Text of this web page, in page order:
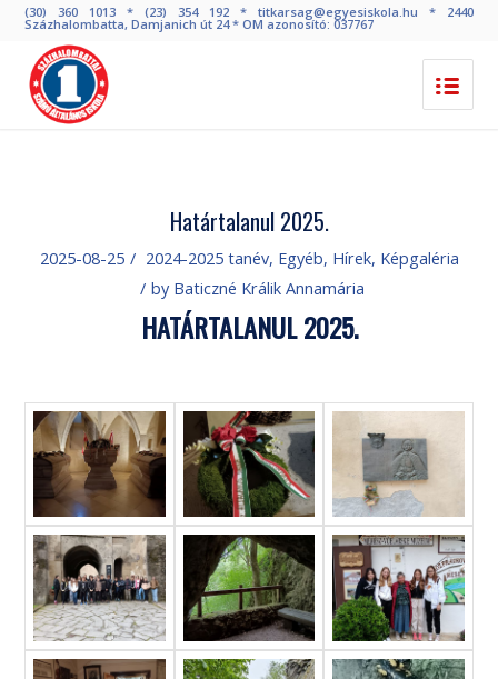
(30) 360 1013 * (23) 354 192 * titkarsag@egyesiskola.hu * 2440
Százhalombatta, Damjanich út 24 * OM azonosító: 037767
Határtalanul 2025.
2025-08-25 / 2024-2025 tanév, Egyéb, Hírek, Képgaléria
/ by Baticzné Králik Annamária
HATÁRTALANUL 2025.